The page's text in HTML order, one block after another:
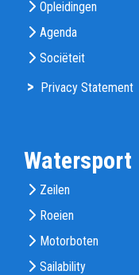
Opleidingen
Agenda
Sociëteit
> Privacy Statement
Watersport
Zeilen
Roeien
Motorboten
Sailability